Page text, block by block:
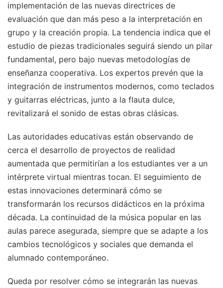
implementación de las nuevas directrices de
evaluación que dan más peso a la interpretación en
grupo y la creación propia. La tendencia indica que el
estudio de piezas tradicionales seguirá siendo un pilar
fundamental, pero bajo nuevas metodologías de
enseñanza cooperativa. Los expertos prevén que la
integración de instrumentos modernos, como teclados
y guitarras eléctricas, junto a la flauta dulce,
revitalizará el sonido de estas obras clásicas.
Las autoridades educativas están observando de
cerca el desarrollo de proyectos de realidad
aumentada que permitirían a los estudiantes ver a un
intérprete virtual mientras tocan. El seguimiento de
estas innovaciones determinará cómo se
transformarán los recursos didácticos en la próxima
década. La continuidad de la música popular en las
aulas parece asegurada, siempre que se adapte a los
cambios tecnológicos y sociales que demanda el
alumnado contemporáneo.
Queda por resolver cómo se integrarán las nuevas